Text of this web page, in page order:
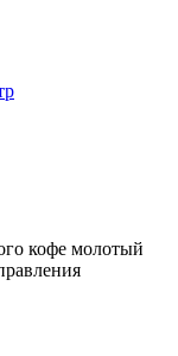
кофе молотый